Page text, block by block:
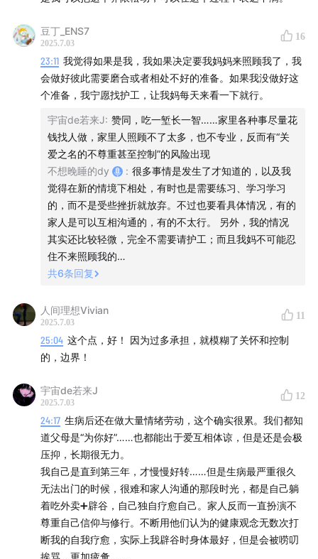
《当一位北大教授成为24小时照护者》(凤凰网报道）
中非共和国Aka部落
《破·地狱》（电影）
《前浪》（纪录片）
Julia Twigg（英国社会学家）
凯博文（人类学者）
大卫·格雷伯《Caring too much. That’s the curse of the
working classes》
的告别”吗？》（看理想音频节目）
安孟竹
人类学研究者，「结绳志」编辑，民族志译者。博士毕业
于香港中文大学人类学系，关注医疗照护中的道德经验、
神经多样性运动、心智障碍者的亲密关系与性、精神健康
与身心疗愈产业、残障权利倡导等议题。
豆丁_ENS7
2025.7.03
16
23:11 我觉得如果是我，我如果决定要我妈妈来照顾我了，我
会做好彼此需要磨合或者相处不好的准备。如果我没做好这
个准备，我宁愿找护工，让我妈每天来看一下就行。
宇宙de若来J: 赞同，吃一堑长一智……家里各种事尽量花
钱找人做，家里人照顾不了太多，也不专业，反而有“关
爱之名的不尊重甚至控制”的风险出现
不想晚睡的dy
: 很多事情是发生了才知道的，以及我
觉得在新的情境下相处，有时也是需要练习、学习学习
的，而不是受些挫折就放弃。不过也要看具体情况，有的
家人是可以互相沟通的，有的不太行。 另外，我的情况
其实还比较轻微，完全不需要请护工；而且我妈不可能忍
住不来照顾我的…
共6条回复
人间理想Vivian
2025.7.03
11
25:04 这个点，好！ 因为过多承担，就模糊了关怀和控制
的，边界！
宇宙de若来J
2025.7.03
12
24:17 生病后还在做大量情绪劳动，这个确实很累。我们都知
道父母是“为你好”……也都能出于爱互相体谅，但是还是会极
压抑，长期很无力。
我自己是直到第三年，才慢慢好转……但是生病最严重很久
无法出门的时候，很难和家人沟通的那段时光，都是自己躺
着吃外卖➕辟谷，自己独自疗愈自己。家人反而一直扮演不
尊重自己信仰与修行。不断用他们认为的健康观念无数次打
断我的自我疗愈，实际上我辟谷时身体最好，但是会被唠叨
挨骂，更加疲惫……